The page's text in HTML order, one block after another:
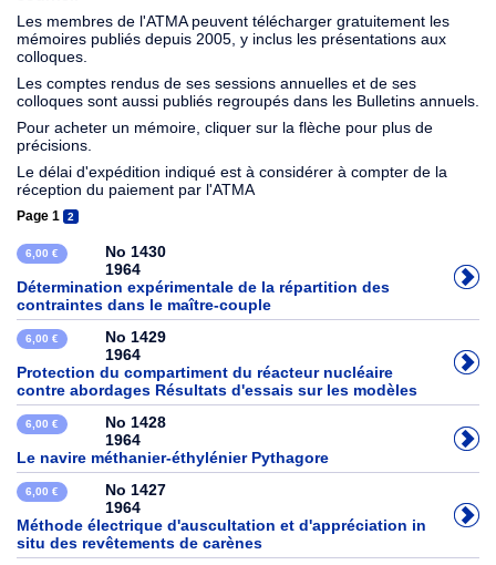
Les membres de l'ATMA peuvent télécharger gratuitement les
mémoires publiés depuis 2005, y inclus les présentations aux
colloques.
Les comptes rendus de ses sessions annuelles et de ses
colloques sont aussi publiés regroupés dans les Bulletins annuels.
Pour acheter un mémoire, cliquer sur la flèche pour plus de
précisions.
Le délai d'expédition indiqué est à considérer à compter de la
réception du paiement par l'ATMA
Page 1 2
6,00 €
No 1430
1964
Détermination expérimentale de la répartition des
contraintes dans le maître-couple
6,00 €
No 1429
1964
Protection du compartiment du réacteur nucléaire
contre abordages Résultats d'essais sur les modèles
6,00 €
No 1428
1964
Le navire méthanier-éthylénier Pythagore
6,00 €
No 1427
1964
Méthode électrique d'auscultation et d'appréciation in
situ des revêtements de carènes